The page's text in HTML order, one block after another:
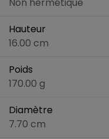
Hauteur
16.00 cm
Poids
170.00 g
Diamètre
7.70 cm